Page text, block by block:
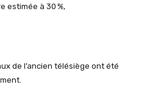
à 30 %,
de l’ancien télésiège ont été